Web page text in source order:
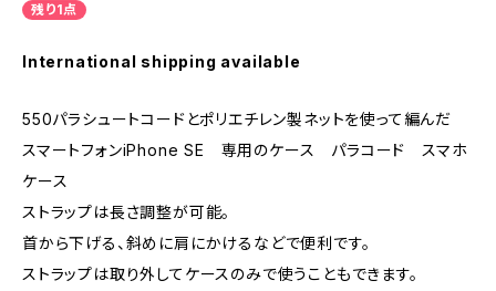
残り1点
International shipping available
550パラシュートコードとポリエチレン製ネットを使って編んだ
スマートフォンiPhone SE 専用のケース パラコード スマホ
ケース
ストラップは長さ調整が可能。
首から下げる、斜めに肩にかけるなどで便利です。
ストラップは取り外してケースのみで使うこともできます。